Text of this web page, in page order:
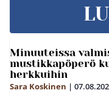
Minuuteissa
mustikkapöperö
herkkuihin
Sara Koskinen |